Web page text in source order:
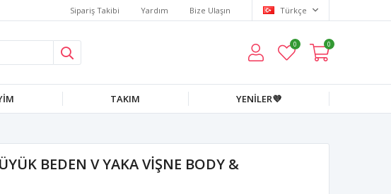
Sipariş Takibi Yardım Bize Ulaşın Türkçe
0 0
TAKIM YENİLER💜
BEDEN V YAKA VİŞNE BODY &